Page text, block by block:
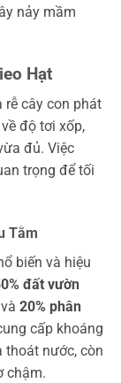
nảy mầm
Hạt
rễ cây con phát
độ tơi xốp,
đủ. Việc
trọng để tối
Tằm
biến và hiệu
đất vườn
20% phân
cấp khoáng
thoát nước, còn
chậm.